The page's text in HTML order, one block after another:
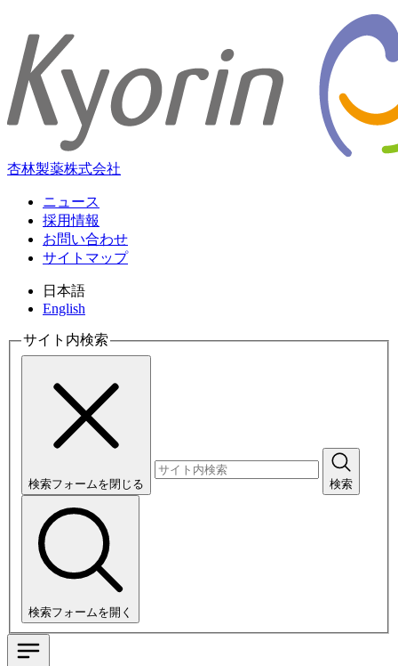
杏林製薬株式会社
ニュース
採用情報
お問い合わせ
サイトマップ
日本語
English
サイト内検索
検索フォームを閉じる 検索
検索フォームを開く